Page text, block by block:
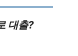
대출?